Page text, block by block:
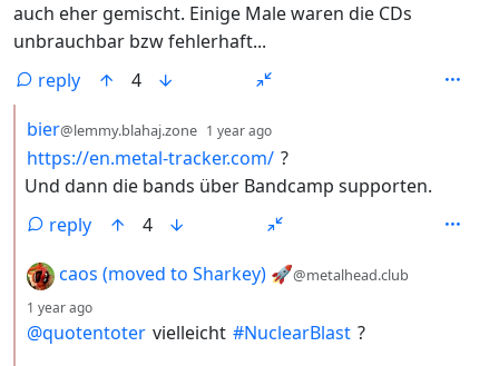
auch eher gemischt. Einige Male waren die CDs
unbrauchbar bzw fehlerhaft...
reply
4
by
bier@lemmy.blahaj.zone 1 year ago
https://en.metal-tracker.com/ ?
Und dann die bands über Bandcamp supporten.
reply
4
by
caos (moved to Sharkey) 🚀@metalhead.club
1 year ago
@quotentoter vielleicht #NuclearBlast ?